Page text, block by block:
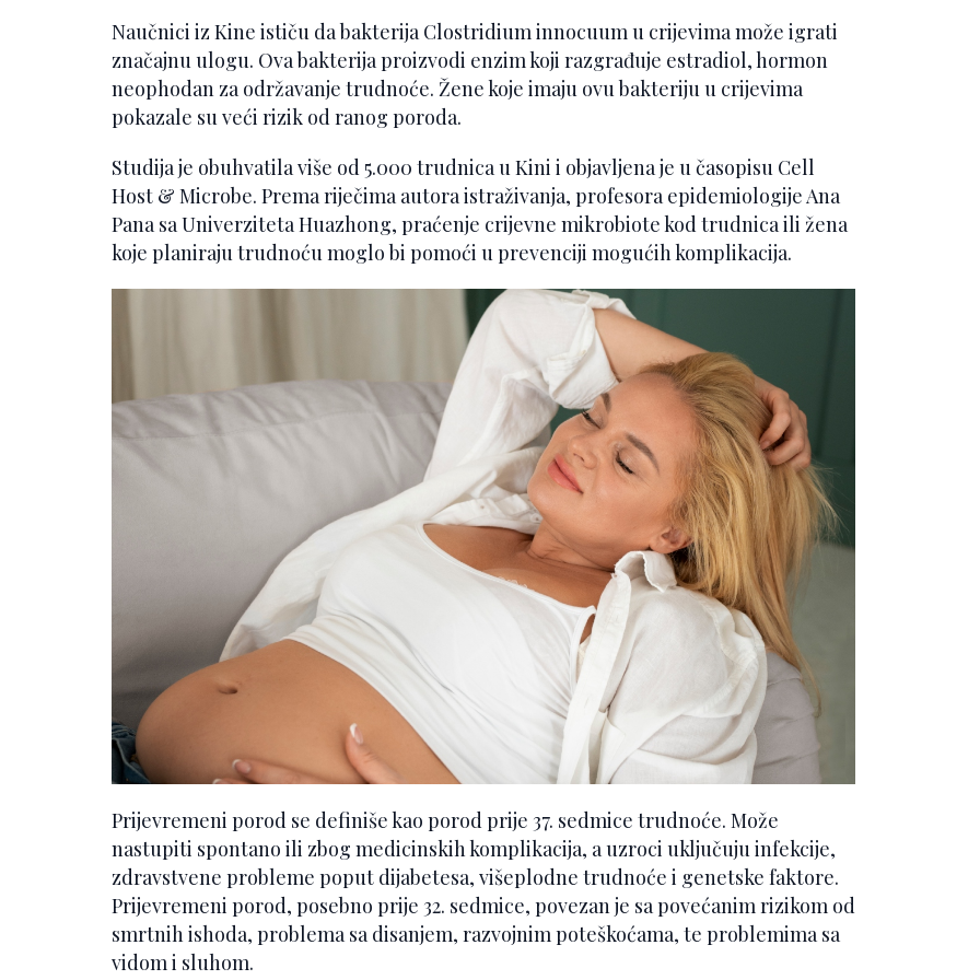
Naučnici iz Kine ističu da bakterija Clostridium innocuum u crijevima može igrati
značajnu ulogu. Ova bakterija proizvodi enzim koji razgrađuje estradiol, hormon
neophodan za održavanje trudnoće. Žene koje imaju ovu bakteriju u crijevima
pokazale su veći rizik od ranog poroda.
Studija je obuhvatila više od 5.000 trudnica u Kini i objavljena je u časopisu Cell
Host & Microbe. Prema riječima autora istraživanja, profesora epidemiologije Ana
Pana sa Univerziteta Huazhong, praćenje crijevne mikrobiote kod trudnica ili žena
koje planiraju trudnoću moglo bi pomoći u prevenciji mogućih komplikacija.
Prijevremeni porod se definiše kao porod prije 37. sedmice trudnoće. Može
nastupiti spontano ili zbog medicinskih komplikacija, a uzroci uključuju infekcije,
zdravstvene probleme poput dijabetesa, višeplodne trudnoće i genetske faktore.
Prijevremeni porod, posebno prije 32. sedmice, povezan je sa povećanim rizikom od
smrtnih ishoda, problema sa disanjem, razvojnim poteškoćama, te problemima sa
vidom i sluhom.